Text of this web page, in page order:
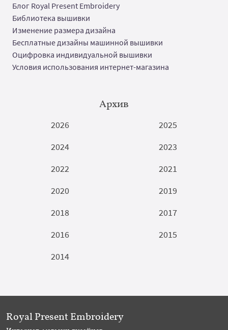
Блог Royal Present Embroidery
Библиотека вышивки
Изменение размера дизайна
Бесплатные дизайны машинной вышивки
Оцифровка индивидуальной вышивки
Условия использования интернет-магазина
Архив
2026
2025
2024
2023
2022
2021
2020
2019
2018
2017
2016
2015
2014
Royal Present Embroidery